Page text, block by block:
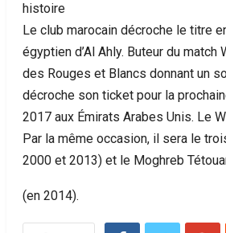
histoire
Le club marocain décroche le titre
égyptien d’Al Ahly. Buteur du
des Rouges et Blancs donnant un
décroche son ticket pour la
2017 aux Émirats Arabes Unis. Le
Par la même occasion, il sera le
2000 et 2013) et le Moghreb
(en 2014).
Violence Urbaine À Bruxelles :